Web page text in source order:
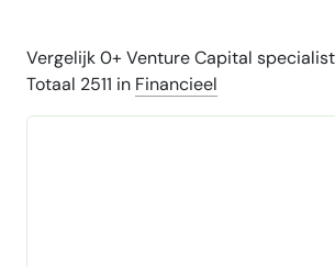
Vergelijk 0+ Venture Capital
Totaal 2511 in Financieel